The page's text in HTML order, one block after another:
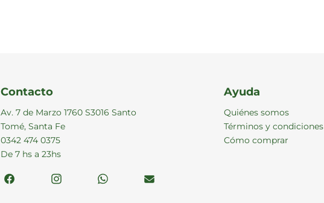
Contacto
Av. 7 de Marzo 1760 S3016 Santo
Tomé, Santa Fe
0342 474 0375
De 7 hs a 23hs
Ayuda
Quiénes somos
Términos y condiciones
Cómo comprar